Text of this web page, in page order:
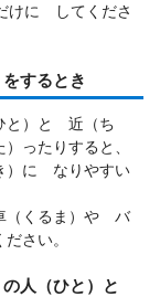
けに してくださ
するとき
と）と 近（ち
ったりすると、
）に なりやすい
（くるま）や バ
さい。
人（ひと）と